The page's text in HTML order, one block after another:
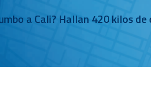
a Cali? Hallan 420 kilos